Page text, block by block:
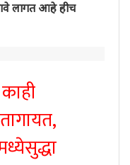
लागत आहे हीच